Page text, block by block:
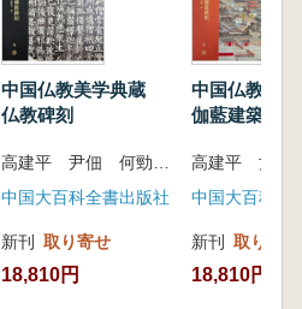
中国仏教美学典蔵
仏教碑刻
高建平 尹佃 何勁松 主編
中国大百科全書出版社
新刊 取り寄せ
18,810円
中国仏教美
伽藍建築
中国大百科全
新刊 取り寄せ
18,810円